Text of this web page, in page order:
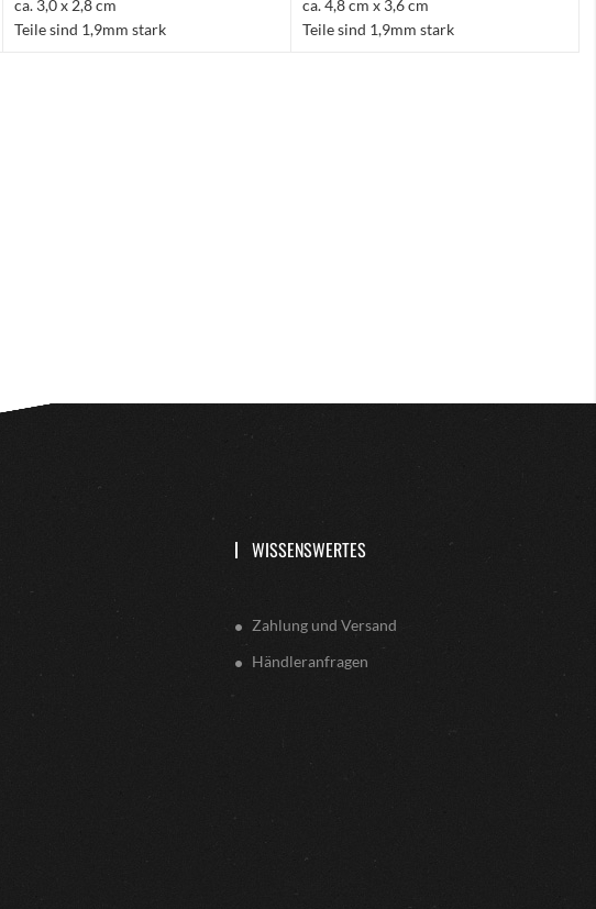
ca. 3,0 x 2,8 cm
Teile sind 1,9mm stark
ca. 4,8 cm x 3,6 cm
Teile sind 1,9mm stark
WISSENSWERTES
Zahlung und Versand
Händleranfragen